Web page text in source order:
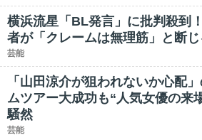
横浜流星「BL発言」に批判殺到
者が「クレームは無理筋」と断
芸能
「山田涼介が狙われないか心配
ムツアー大成功も“人気女優の来
騒然
芸能